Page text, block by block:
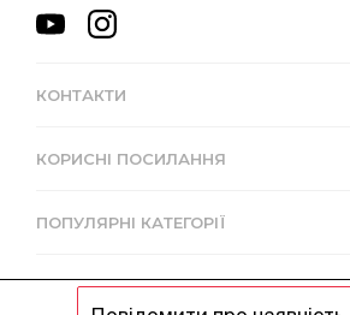
КОНТАКТИ
КОРИСНІ ПОСИЛАННЯ
ПОПУЛЯРНІ КАТЕГОРІЇ